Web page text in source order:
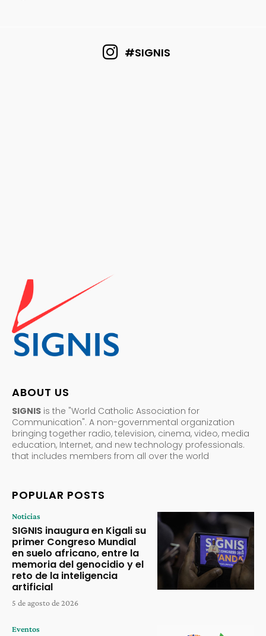
#SIGNIS
ABOUT US
SIGNIS is the "World Catholic Association for
Communication". A non-governmental organization
bringing together radio, television, cinema, video, media
education, Internet, and new technology professionals.
that includes members from all over the world
POPULAR POSTS
Noticias
SIGNIS inaugura en Kigali su
primer Congreso Mundial
en suelo africano, entre la
memoria del genocidio y el
reto de la inteligencia
artificial
5 de agosto de 2026
Eventos